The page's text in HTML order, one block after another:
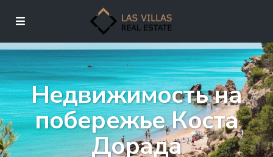
Недвижимость на
побережье Коста
Дорада